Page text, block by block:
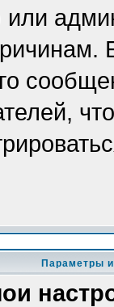
или
Параметры